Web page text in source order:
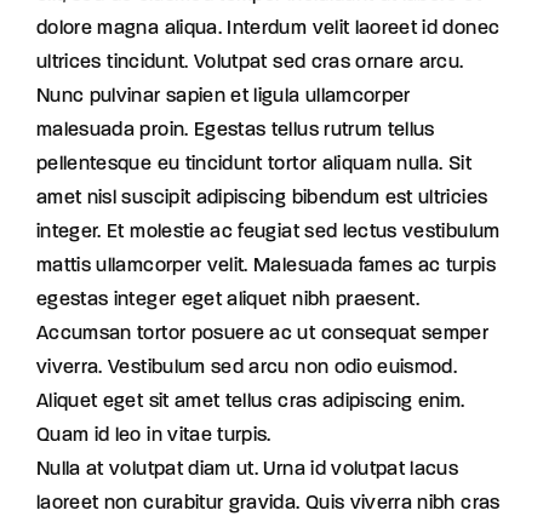
dolore magna aliqua. Interdum velit laoreet id donec
ultrices tincidunt. Volutpat sed cras ornare arcu.
Nunc pulvinar sapien et ligula ullamcorper
malesuada proin. Egestas tellus rutrum tellus
pellentesque eu tincidunt tortor aliquam nulla. Sit
amet nisl suscipit adipiscing bibendum est ultricies
integer. Et molestie ac feugiat sed lectus vestibulum
mattis ullamcorper velit. Malesuada fames ac turpis
egestas integer eget aliquet nibh praesent.
Accumsan tortor posuere ac ut consequat semper
viverra. Vestibulum sed arcu non odio euismod.
Aliquet eget sit amet tellus cras adipiscing enim.
Quam id leo in vitae turpis.
Nulla at volutpat diam ut. Urna id volutpat lacus
laoreet non curabitur gravida. Quis viverra nibh cras